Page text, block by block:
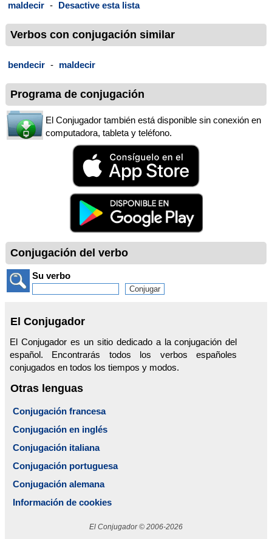
maldecir - Desactive esta lista
Verbos con conjugación similar
bendecir - maldecir
Programa de conjugación
El Conjugador también está disponible sin conexión en
computadora, tableta y teléfono.
Conjugación del verbo
Su verbo
El Conjugador
El Conjugador es un sitio dedicado a la conjugación del
español. Encontrarás todos los verbos españoles
conjugados en todos los tiempos y modos.
Otras lenguas
Conjugación francesa
Conjugación en inglés
Conjugación italiana
Conjugación portuguesa
Conjugación alemana
Información de cookies
El Conjugador © 2006-2026